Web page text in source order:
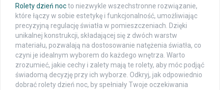
Rolety dzień nocto niezwykle wszechstronne rozwiązanie,
które łączy w sobie estetykę i funkcjonalność, umożliwiając
precyzyjną regulację światła w pomieszczeniach. Dzięki
unikalnej konstrukcji, składającej się z dwóch warstw
materiału, pozwalają na dostosowanie natężenia światła, co
czyni je idealnym wyborem do każdego wnętrza. Warto
zrozumieć, jakie cechy i zalety mają te rolety, aby móc podjąć
świadomą decyzję przy ich wyborze. Odkryj, jak odpowiednio
dobrać rolety dzień noc, by spełniały Twoje oczekiwania